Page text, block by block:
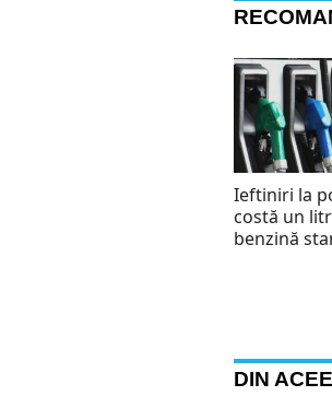
Ieftiniri la
costă un
benzină
DIN